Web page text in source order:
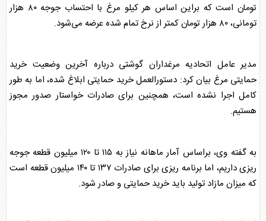
تومان است که براین اساس هر کیلو مرغ
با احتساب جوجه ۸۰ هزار
تومانی، ۸۰ هزار تومان کمتر از نرخ تمام شده عرضه می‌شود.
مدیر عامل اتحادیه مرغداران گوشتی درباره آخرین وضعیت خرید
حمایتی مرغ بیان کرد: دستورالعمل خرید حمایتی ابلاغ شده، اما به طور
کامل اجرا نشده است، همچنین برای صادرات خواستار صدور مجوز
هستیم.
به گفته وی، براساس آمار ماهانه نیاز به ۱۱۵ تا ۱۲۰ میلیون قطعه جوجه
ریزی داریم، اما برنامه ریزی برای صادرات ۱۳۷ تا ۱۴۰ میلیون قطعه است
که میزان مازاد تولید باید خرید حمایتی و صادر شود.